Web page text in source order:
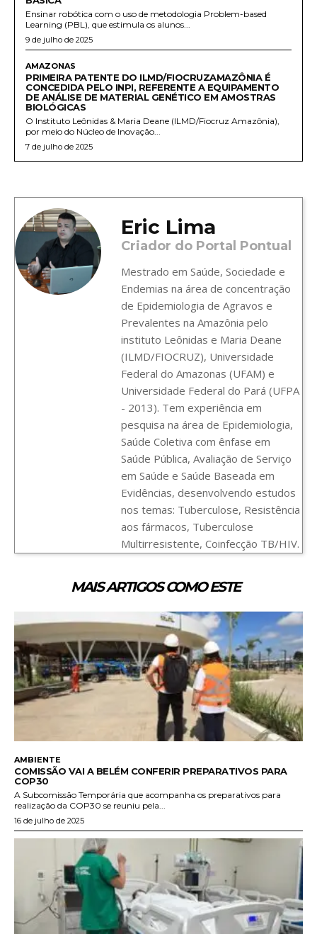
Ensinar robótica com o uso de metodologia Problem-based
Learning (PBL), que estimula os alunos...
9 de julho de 2025
AMAZONAS
PRIMEIRA PATENTE DO ILMD/FIOCRUZAMAZÔNIA É
CONCEDIDA PELO INPI, REFERENTE A EQUIPAMENTO
DE ANÁLISE DE MATERIAL GENÉTICO EM AMOSTRAS
BIOLÓGICAS
O Instituto Leônidas & Maria Deane (ILMD/Fiocruz Amazônia),
por meio do Núcleo de Inovação...
7 de julho de 2025
Eric Lima
Criador do Portal Pontual
Mestrado em Saúde, Sociedade e
Endemias na área de concentração
de Epidemiologia de Agravos e
Prevalentes na Amazônia pelo
instituto Leônidas e Maria Deane
(ILMD/FIOCRUZ), Universidade
Federal do Amazonas (UFAM) e
Universidade Federal do Pará (UFPA
- 2013). Tem experiência em
pesquisa na área de Epidemiologia,
Saúde Coletiva com ênfase em
Saúde Pública, Avaliação de Serviço
em Saúde e Saúde Baseada em
Evidências, desenvolvendo estudos
nos temas: Tuberculose, Resistência
aos fármacos, Tuberculose
Multirresistente, Coinfecção TB/HIV.
MAIS ARTIGOS COMO ESTE
AMBIENTE
COMISSÃO VAI A BELÉM CONFERIR PREPARATIVOS PARA
COP30
A Subcomissão Temporária que acompanha os preparativos para
realização da COP30 se reuniu pela...
16 de julho de 2025